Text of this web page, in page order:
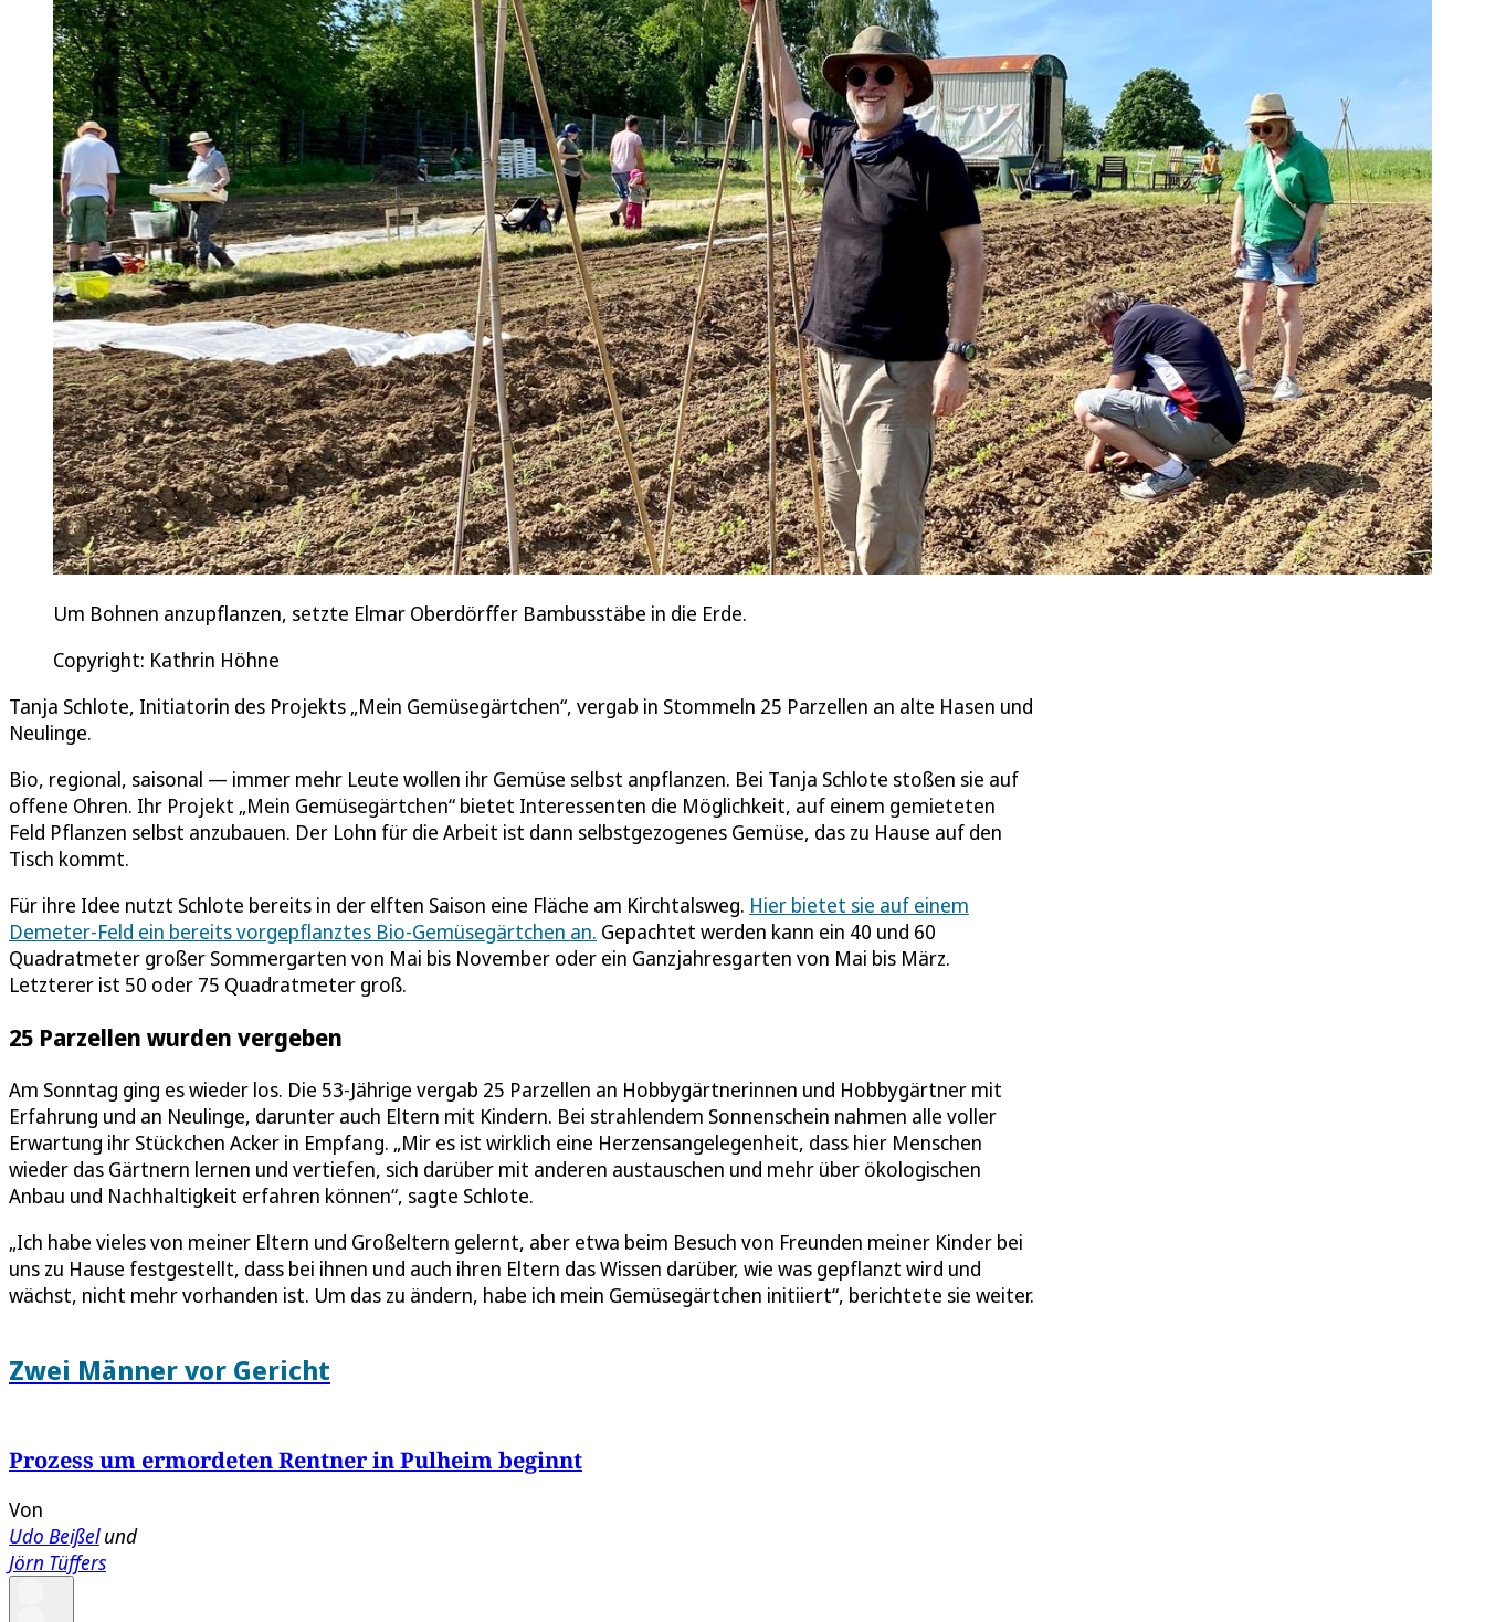
Um Bohnen anzupflanzen, setzte Elmar Oberdörffer Bambusstäbe in die Erde.
Copyright: Kathrin Höhne
Tanja Schlote, Initiatorin des Projekts „Mein Gemüsegärtchen“, vergab in Stommeln 25 Parzellen an alte Hasen und
Neulinge.
Bio, regional, saisonal — immer mehr Leute wollen ihr Gemüse selbst anpflanzen. Bei Tanja Schlote stoßen sie auf
offene Ohren. Ihr Projekt „Mein Gemüsegärtchen“ bietet Interessenten die Möglichkeit, auf einem gemieteten
Feld Pflanzen selbst anzubauen. Der Lohn für die Arbeit ist dann selbstgezogenes Gemüse, das zu Hause auf den
Tisch kommt.
Für ihre Idee nutzt Schlote bereits in der elften Saison eine Fläche am Kirchtalsweg. Hier bietet sie auf einem
Demeter-Feld ein bereits vorgepflanztes Bio-Gemüsegärtchen an. Gepachtet werden kann ein 40 und 60
Quadratmeter großer Sommergarten von Mai bis November oder ein Ganzjahresgarten von Mai bis März.
Letzterer ist 50 oder 75 Quadratmeter groß.
25 Parzellen wurden vergeben
Am Sonntag ging es wieder los. Die 53-Jährige vergab 25 Parzellen an Hobbygärtnerinnen und Hobbygärtner mit
Erfahrung und an Neulinge, darunter auch Eltern mit Kindern. Bei strahlendem Sonnenschein nahmen alle voller
Erwartung ihr Stückchen Acker in Empfang. „Mir es ist wirklich eine Herzensangelegenheit, dass hier Menschen
wieder das Gärtnern lernen und vertiefen, sich darüber mit anderen austauschen und mehr über ökologischen
Anbau und Nachhaltigkeit erfahren können“, sagte Schlote.
„Ich habe vieles von meiner Eltern und Großeltern gelernt, aber etwa beim Besuch von Freunden meiner Kinder bei
uns zu Hause festgestellt, dass bei ihnen und auch ihren Eltern das Wissen darüber, wie was gepflanzt wird und
wächst, nicht mehr vorhanden ist. Um das zu ändern, habe ich mein Gemüsegärtchen initiiert“, berichtete sie weiter.
Zwei Männer vor Gericht
Prozess um ermordeten Rentner in Pulheim beginnt
Von
Udo Beißelund
Jörn Tüffers